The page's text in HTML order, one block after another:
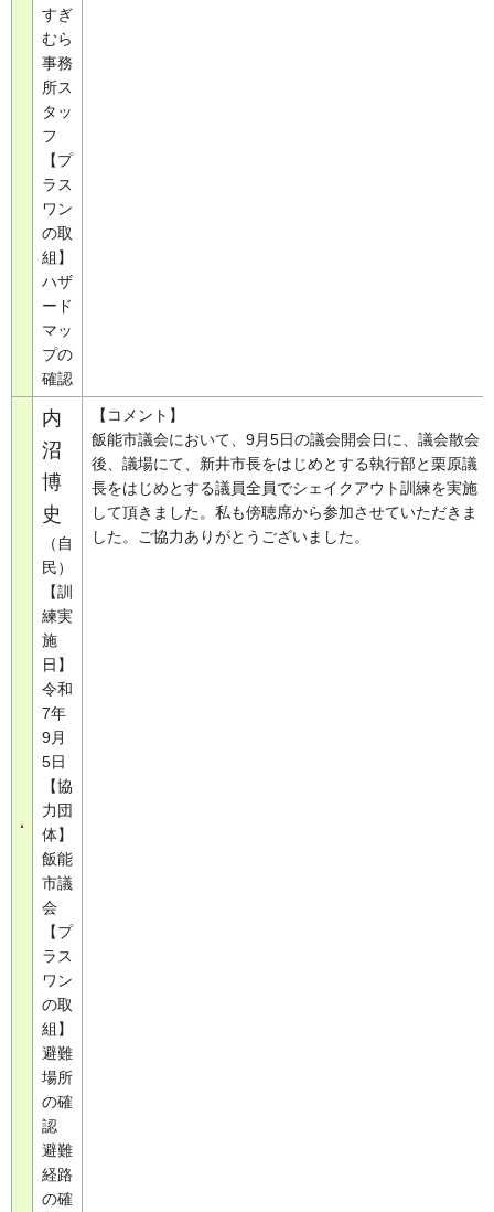
すぎ
むら
事務
所ス
タッ
フ
【プ
ラス
ワン
の取
組】
ハザ
ード
マッ
プの
確認
内
沼
博
史
（自
民）
【訓
練実
施
日】
令和
7年
9月
5日
【協
力団
体】
飯能
市議
会
【プ
ラス
ワン
の取
組】
避難
場所
の確
認
避難
経路
の確
【コメント】
飯能市議会において、9月5日の議会開会日に、議会散会
後、議場にて、新井市長をはじめとする執行部と栗原議
長をはじめとする議員全員でシェイクアウト訓練を実施
して頂きました。私も傍聴席から参加させていただきま
した。ご協力ありがとうございました。